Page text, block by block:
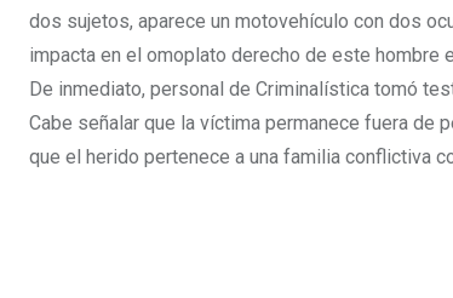
dos sujetos, aparece un motovehículo con dos
impacta en el omoplato derecho de este hombre
De inmediato, personal de Criminalística tomó
Cabe señalar que la víctima permanece fuera
que el herido pertenece a una familia conflictiva